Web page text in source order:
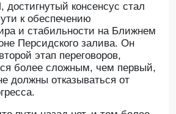
консенсус стал
к обеспечению
и стабильности на Ближнем
Персидского залива. Он
этап переговоров,
более сложным, чем первый,
должны отказываться от